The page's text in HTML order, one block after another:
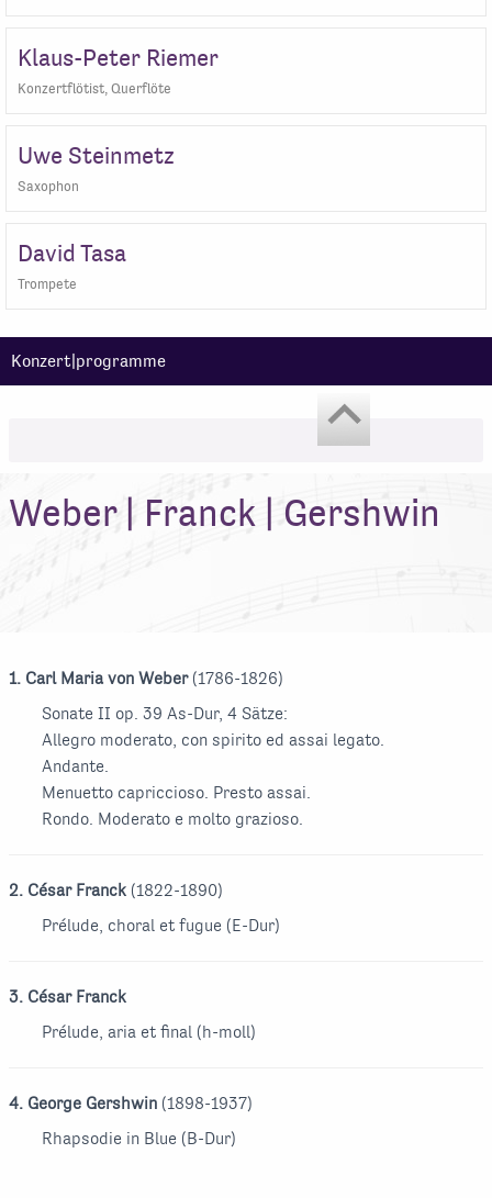
Klaus-Peter Riemer
Konzertflötist, Querflöte
Uwe Steinmetz
Saxophon
David Tasa
Trompete
Konzert|programme
Weber | Franck | Gershwin
1. Carl Maria von Weber(1786-1826)
Sonate II op. 39 As-Dur, 4 Sätze:
Allegro moderato, con spirito ed assai legato.
Andante.
Menuetto capriccioso. Presto assai.
Rondo. Moderato e molto grazioso.
2. César Franck (1822-1890)
Prélude, choral et fugue (E-Dur)
3. César Franck
Prélude, aria et final (h-moll)
4. George Gershwin (1898-1937)
Rhapsodie in Blue (B-Dur)